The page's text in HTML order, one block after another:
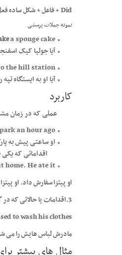
Did + فاعل + شکل ساده فعل + مفعول + ?
نمونه جملات پرسشی
a sponge cake?
آیا جولیا کیک
the hill station?
آیا او به ایستگاه
کاربرد
عملی که در زمان
an hour ago.
او ساعتی پیش به
اقداماتی که
home. He ate it.
او پیتزا سفارش داد. او
3.اقدامات یا حالاتی که در گذشته به پایان رسیده است.
to wash his clothes.
مادرش لباس هایش را
مثال های بیشتر